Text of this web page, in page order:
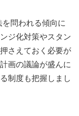
問われる傾向に
ジ化対策やスタン
さえておく必要が
画の議論が盛んに
制度も把握しまし